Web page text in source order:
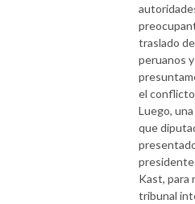
traslado
peruanos
el
Luego,
que
presidente
Kast, para
tribunal